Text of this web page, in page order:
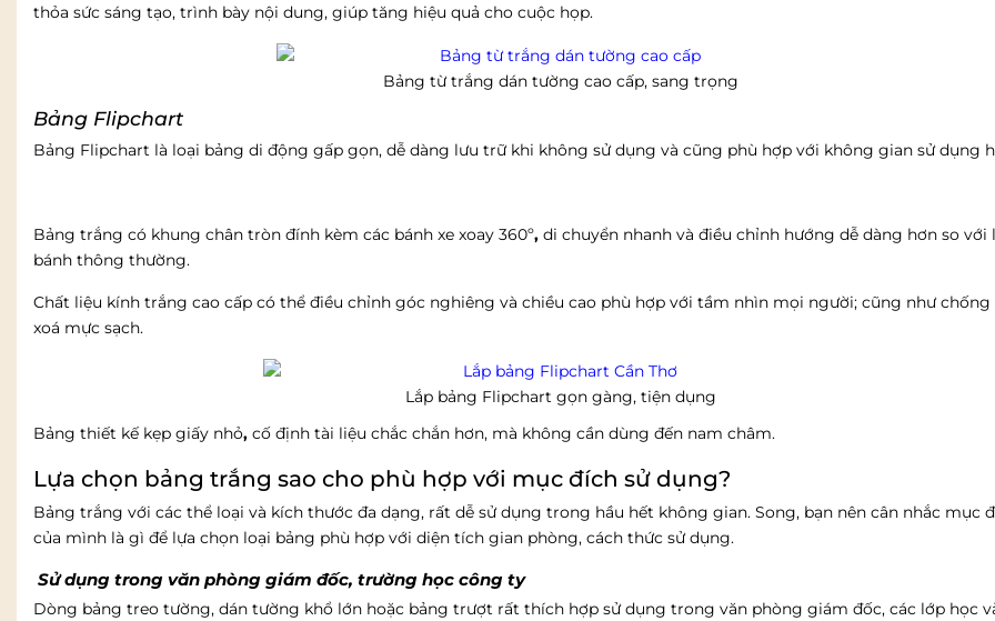
thỏa sức sáng tạo, trình bày nội dung, giúp tăng hiệu quả cho cuộc họp.
Bảng từ trắng dán tường cao cấp, sang trọng
Bảng Flipchart
Bảng Flipchart là loại bảng di động gấp gọn, dễ dàng lưu trữ khi không sử dụng và cũng phù hợp với không gian sử dụng
Bảng trắng có khung chân tròn đính kèm các bánh xe xoay 360º, di chuyển nhanh và điều chỉnh hướng dễ dàng hơn so với
bánh thông thường.
Chất liệu kính trắng cao cấp có thể điều chỉnh góc nghiêng và chiều cao phù hợp với tầm nhìn mọi người; cũng như chống
xoá mực sạch.
Lắp bảng Flipchart gọn gàng, tiện dụng
Bảng thiết kế kẹp giấy nhỏ, cố định tài liệu chắc chắn hơn, mà không cần dùng đến nam châm.
Lựa chọn bảng trắng sao cho phù hợp với mục đích sử dụng?
Bảng trắng với các thể loại và kích thước đa dạng, rất dễ sử dụng trong hầu hết không gian. Song, bạn nên cân nhắc mục
của mình là gì để lựa chọn loại bảng phù hợp với diện tích gian phòng, cách thức sử dụng.
Sử dụng trong văn phòng giám đốc, trường học công ty
Dòng bảng treo tường, dán tường khổ lớn hoặc bảng trượt rất thích hợp sử dụng trong văn phòng giám đốc, các lớp học